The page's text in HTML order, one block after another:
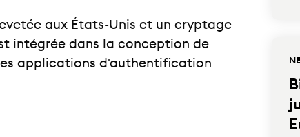
aux États-Unis et un cryptage
intégrée dans la conception de
applications d'authentification